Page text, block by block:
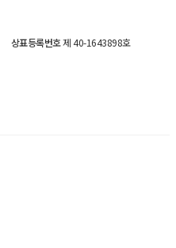
상표등록번호제 40-1643898호